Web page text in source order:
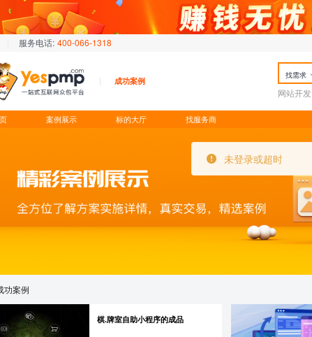
服务电话: 400-066-1318
成功案例
找需求
网站开发
案例展示 标的大厅 找服务商
功案例
棋.牌室自助小程序的成品
未登录或超时
未登录或超时